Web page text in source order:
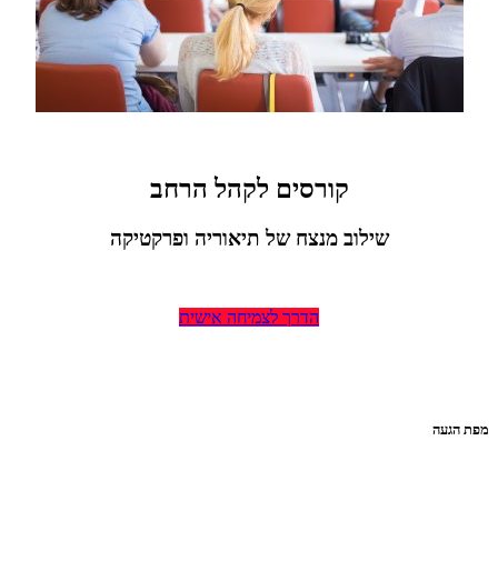
קורסים לקהל הרחב
שילוב מנצח של תיאוריה ופרקטיקה
הדרך לצמיחה אישית
מפת הגעה